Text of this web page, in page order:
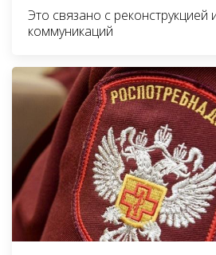
Это связано с
коммуникаций